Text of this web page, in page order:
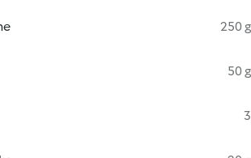
250 g
50 g
3